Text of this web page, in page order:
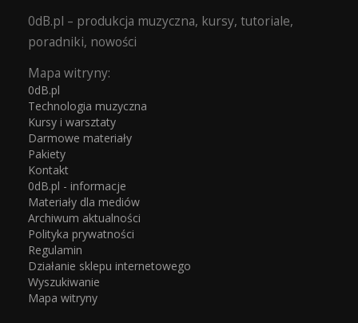
0dB.pl – produkcja muzyczna, kursy, tutoriale,
poradniki, nowości
Mapa witryny:
0dB.pl
Technologia muzyczna
Kursy i warsztaty
Darmowe materiały
Pakiety
Kontakt
0dB.pl - informacje
Materiały dla mediów
Archiwum aktualności
Polityka prywatności
Regulamin
Działanie sklepu internetowego
Wyszukiwanie
Mapa witryny